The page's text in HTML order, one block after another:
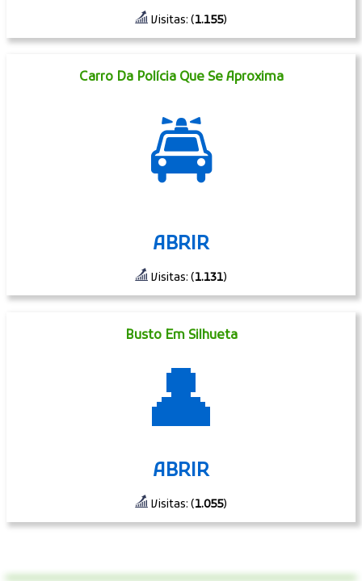
Visitas: (1.155)
Carro Da Polícia Que Se Aproxima
🚔
ABRIR
Visitas: (1.131)
Busto Em Silhueta
👤
ABRIR
Visitas: (1.055)